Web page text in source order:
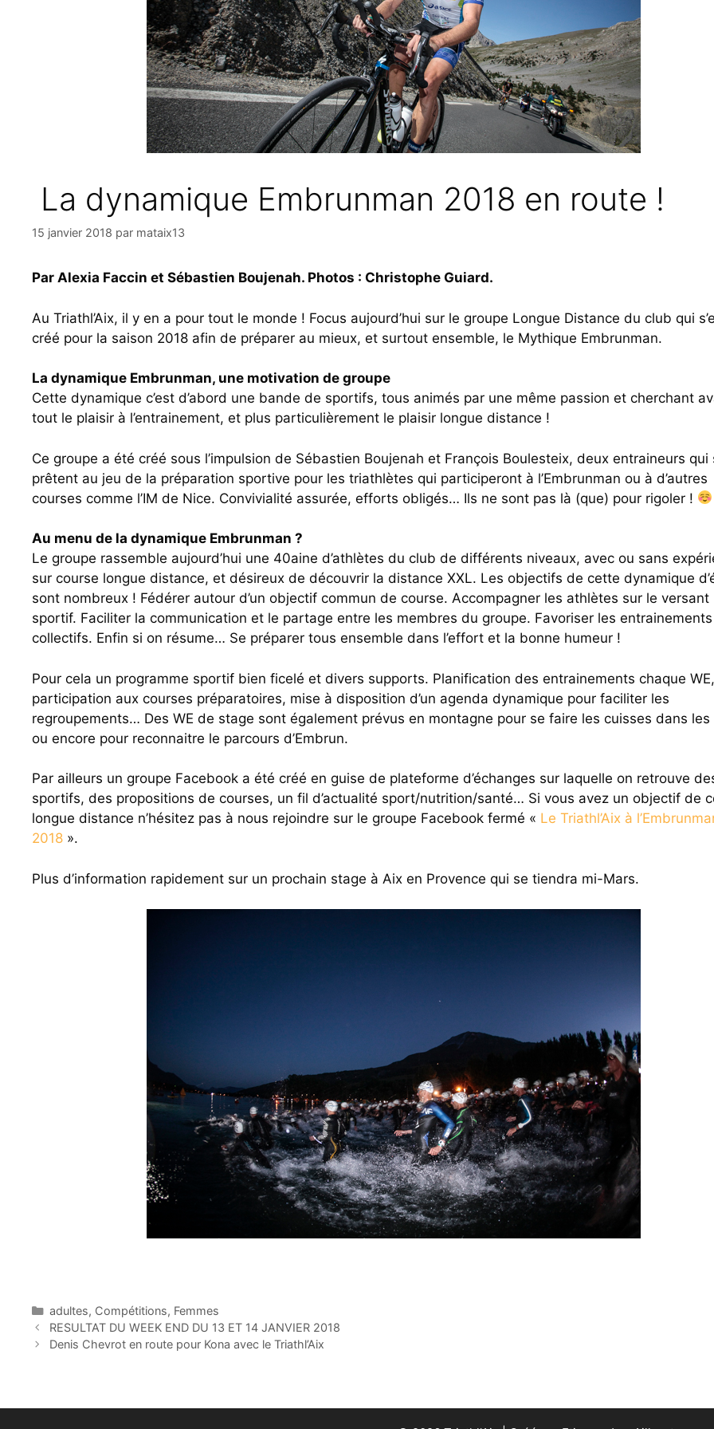
La dynamique Embrunman 2018 en route !
15 janvier 2018 par mataix13
Par Alexia Faccin et Sébastien Boujenah. Photos : Christophe Guiard.
Au Triathl’Aix, il y en a pour tout le monde ! Focus aujourd’hui sur le groupe Longue Distance du club qui
créé pour la saison 2018 afin de préparer au mieux, et surtout ensemble, le Mythique Embrunman.
La dynamique Embrunman, une motivation de groupe
Cette dynamique c’est d’abord une bande de sportifs, tous animés par une même passion et cherchant
tout le plaisir à l’entrainement, et plus particulièrement le plaisir longue distance !
Ce groupe a été créé sous l’impulsion de Sébastien Boujenah et François Boulesteix, deux entraineurs qui
prêtent au jeu de la préparation sportive pour les triathlètes qui participeront à l’Embrunman ou à d’autres
courses comme l’IM de Nice. Convivialité assurée, efforts obligés… Ils ne sont pas là (que) pour rigoler !
Au menu de la dynamique Embrunman ?
Le groupe rassemble aujourd’hui une 40aine d’athlètes du club de différents niveaux, avec ou sans
sur course longue distance, et désireux de découvrir la distance XXL. Les objectifs de cette dynamique
sont nombreux ! Fédérer autour d’un objectif commun de course. Accompagner les athlètes sur le versant
sportif. Faciliter la communication et le partage entre les membres du groupe. Favoriser les entrainements
collectifs. Enfin si on résume… Se préparer tous ensemble dans l’effort et la bonne humeur !
Pour cela un programme sportif bien ficelé et divers supports. Planification des entrainements chaque WE,
participation aux courses préparatoires, mise à disposition d’un agenda dynamique pour faciliter les
regroupements… Des WE de stage sont également prévus en montagne pour se faire les cuisses dans les
ou encore pour reconnaitre le parcours d’Embrun.
Par ailleurs un groupe Facebook a été créé en guise de plateforme d’échanges sur laquelle on retrouve
sportifs, des propositions de courses, un fil d’actualité sport/nutrition/santé… Si vous avez un objectif de
longue distance n’hésitez pas à nous rejoindre sur le groupe Facebook fermé « Le Triathl’Aix à
2018 ».
Plus d’information rapidement sur un prochain stage à Aix en Provence qui se tiendra mi-Mars.
Catégories
adultes, Compétitions, Femmes
RESULTAT DU WEEK END DU 13 ET 14 JANVIER 2018
Denis Chevrot en route pour Kona avec le Triathl’Aix